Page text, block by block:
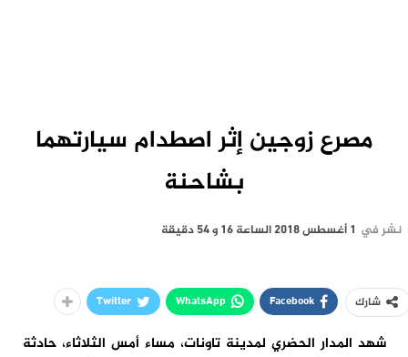
مصرع زوجين إثر اصطدام سيارتهما
بشاحنة
نشر في 1 أغسطس 2018 الساعة 16 و 54 دقيقة
شارك Facebook
WhatsApp
Twitter
شهد المدار الحضري لمدينة تاونات، مساء أمس الثلاثاء، حادثة